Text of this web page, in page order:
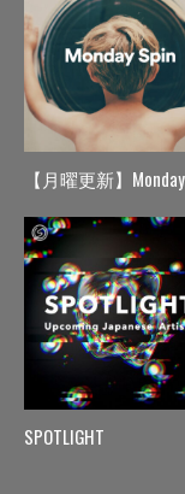
SPOTLIGHT